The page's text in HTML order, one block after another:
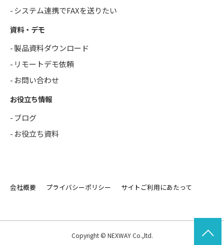
システム連携でFAXを送りたい
資料・デモ
製品資料ダウンロード
リモートデモ依頼
お問い合わせ
お役立ち情報
ブログ
お役立ち資料
会社概要 プライバシーポリシー サイトご利用にあたって
Copyright © NEXWAY Co.,ltd.